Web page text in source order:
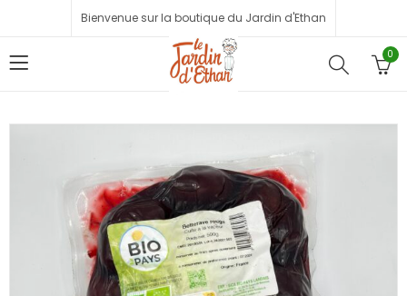
Bienvenue sur la boutique du Jardin d'Ethan
0